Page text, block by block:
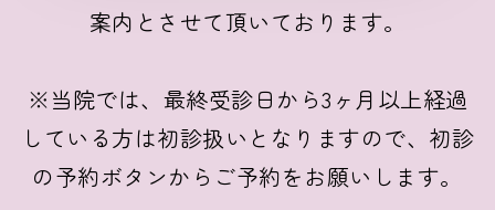
案内とさせて頂いております。
※当院では、最終受診日から3ヶ月以上経過
している方は初診扱いとなりますので、初診
の予約ボタンからご予約をお願いします。